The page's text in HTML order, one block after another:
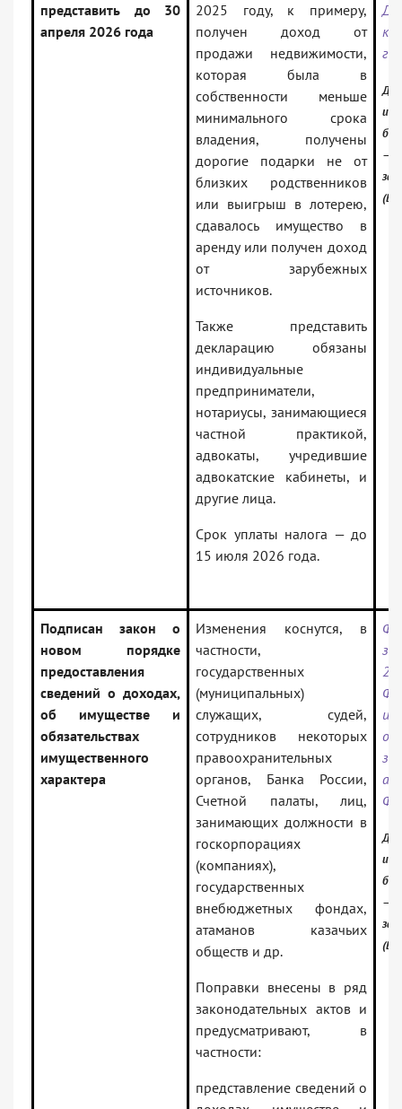
представить до 30
апреля 2026 года
2025 году, к примеру,
получен доход от
продажи недвижимости,
которая была в
собственности меньше
минимального срока
владения, получены
дорогие подарки не от
близких родственников
или выигрыш в лотерею,
сдавалось имущество в
аренду или получен доход
от зарубежных
источников.
Также представить
декларацию обязаны
индивидуальные
предприниматели,
нотариусы, занимающиеся
частной практикой,
адвокаты, учредившие
адвокатские кабинеты, и
другие лица.
Срок уплаты налога — до
15 июля 2026 года.
—
Подписан закон о
новом порядке
предоставления
сведений о доходах,
об имуществе и
обязательствах
имущественного
характера
Изменения коснутся, в
частности,
государственных
(муниципальных)
служащих, судей,
сотрудников некоторых
правоохранительных
органов, Банка России,
Счетной палаты, лиц,
занимающих должности в
госкорпорациях
(компаниях),
государственных
внебюджетных фондах,
атаманов казачьих
обществ и др.
Поправки внесены в ряд
законодательных актов и
предусматривают, в
частности:
представление сведений о
—